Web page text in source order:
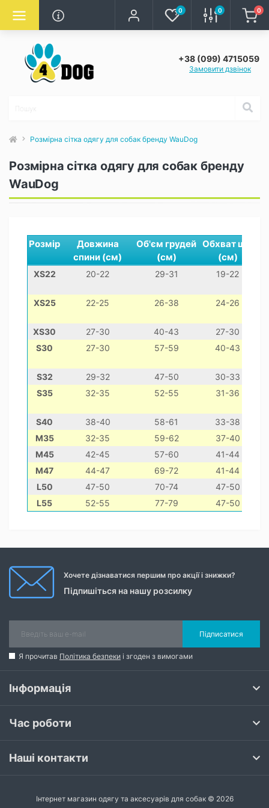
0 0 0
+38 (099) 4715059
Замовити дзвінок
Розмірна сітка одягу для собак бренду WauDog
Розмірна сітка одягу для собак бренду
WauDog
Розмір
Довжина
спини (см)
Об'єм грудей
(см)
Обхват шиї
(см)
XS22 20-22 29-31 19-22
XS25 22-25 26-38 24-26
XS30 27-30 40-43 27-30
S30
27-30 57-59 40-43
S32 29-32 47-50
30-33
S35
32-35 52-55 31-36
S40 38-40 58-61
33-38
M35
32-35 59-62
37-40
М45
42-45 57-60
41-44
М47
44-47 69-72
41-44
L50
47-50 70-74
47-50
L55
52-55 77-79 47-50
Хочете дізнаватися першим про акції і знижки?
Підпишіться на нашу розсилку
Підписатися
Я прочитав Політика безпеки і згоден з вимогами
Інформація
Час роботи
Наші контакти
Інтернет магазин одягу та аксесуарів для собак © 2026